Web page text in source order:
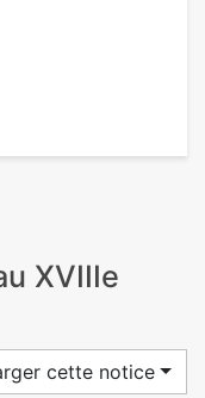
XVIIIe
cette notice